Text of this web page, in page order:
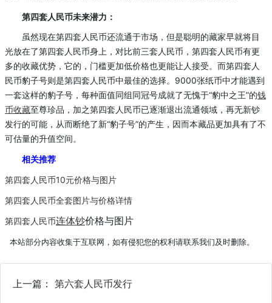
第四套人民币未来潜力：
虽然现在第四套人民币还流通于市场，但是聪明的藏家早就将目
光放在了第四套人民币身上，对比前三套人民币，第四套人民币有更
多的收藏优势，它的，门槛更加低价格也更能让人接受。而第四套人
民币豹子号则是第四套人民币中最佳的选择。9000张纸币中才能遇到
一套这样的豹子号，每种面值同组同冠号成就了无愧于“豹中之王”的钱
币收藏至尊珍品，加之第四套人民币已逐渐退出流通领域，再无新钞
发行的可能，从而断绝了新“豹子号”的产生，因而本藏品更加具有了不
可估量的升值空间。
相关推荐
第四套人民币10元价格与图片
第四套人民币全套图片与价格详情
第四套人民币连体钞价格与图片
本站部分内容收集于互联网，如有侵犯您的权利请联系我们及时删除。
上一篇： 第六套人民币发行